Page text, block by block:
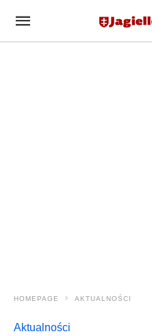
HOMEPAGE AKTUALNOŚCI
Aktualności